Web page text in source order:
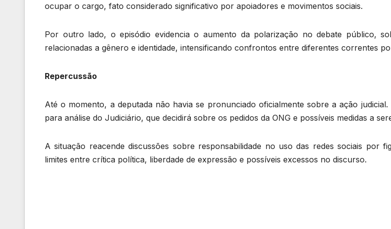
ocupar o cargo, fato considerado significativo por apoiadores e movimentos sociais.
Por outro lado, o episódio evidencia o aumento da polarização no debate público,
relacionadas a gênero e identidade, intensificando confrontos entre diferentes correntes
Repercussão
Até o momento, a deputada não havia se pronunciado oficialmente sobre a ação judicial.
para análise do Judiciário, que decidirá sobre os pedidos da ONG e possíveis medidas a
A situação reacende discussões sobre responsabilidade no uso das redes sociais por
limites entre crítica política, liberdade de expressão e possíveis excessos no discurso.